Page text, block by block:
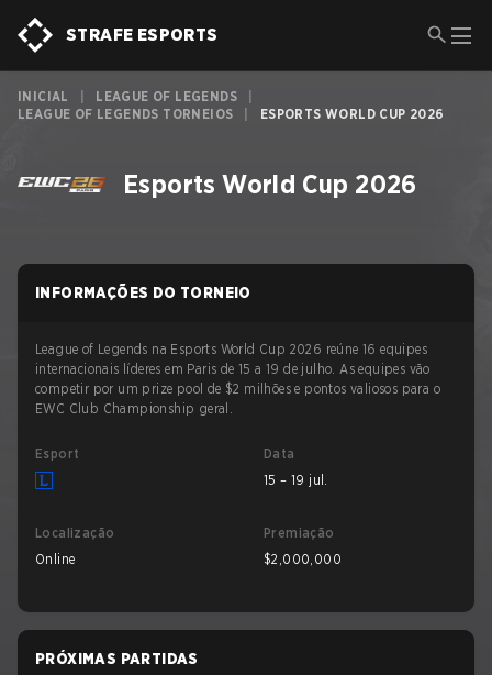
STRAFE ESPORTS
INICIAL LEAGUE OF LEGENDS
LEAGUE OF LEGENDS TORNEIOS
ESPORTS WORLD CUP 2026
Esports World Cup 2026
INFORMAÇÕES DO TORNEIO
League of Legends na Esports World Cup 2026 reúne 16 equipes
internacionais líderes em Paris de 15 a 19 de julho. As equipes vão
competir por um prize pool de $2 milhões e pontos valiosos para o
EWC Club Championship geral.
Esport
Data
15 – 19 jul.
Localização
Online
Premiação
$2,000,000
PRÓXIMAS PARTIDAS